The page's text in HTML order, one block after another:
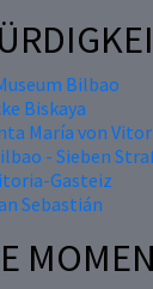
Bilbao
Biskaya
María von
- Sieben
Gasteiz
Sebastián